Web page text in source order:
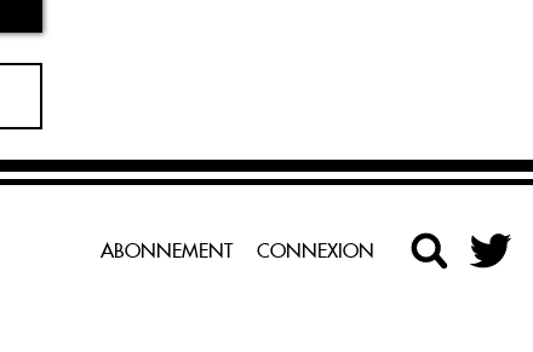
ABONNEMENT CONNEXION